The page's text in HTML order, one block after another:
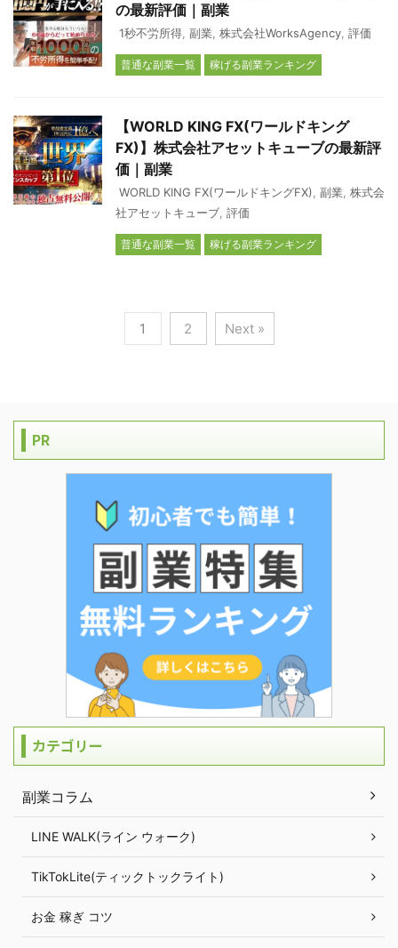
の最新評価｜副業
1秒不労所得 副業 株式会社WorksAgency 評価
普通な副業一覧 稼げる副業ランキング
【WORLD KING FX(ワールドキング
FX)】株式会社アセットキューブの最新評
価｜副業
WORLD KING FX(ワールドキングFX) 副業 株式会
社アセットキューブ 評価
普通な副業一覧 稼げる副業ランキング
1 2 Next »
PR
カテゴリー
副業コラム
LINE WALK(ライン ウォーク)
TikTokLite(ティックトックライト)
お金 稼ぎ コツ